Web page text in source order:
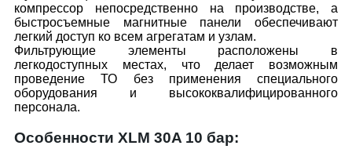
компрессор непосредственно на производстве, а
быстросъемные магнитные панели обеспечивают
легкий доступ ко всем агрегатам и узлам.
Фильтрующие элементы расположены в
легкодоступных местах, что делает возможным
проведение ТО без применения специального
оборудования и высококвалифицированного
персонала.
Особенности XLM 30A 10 бар: